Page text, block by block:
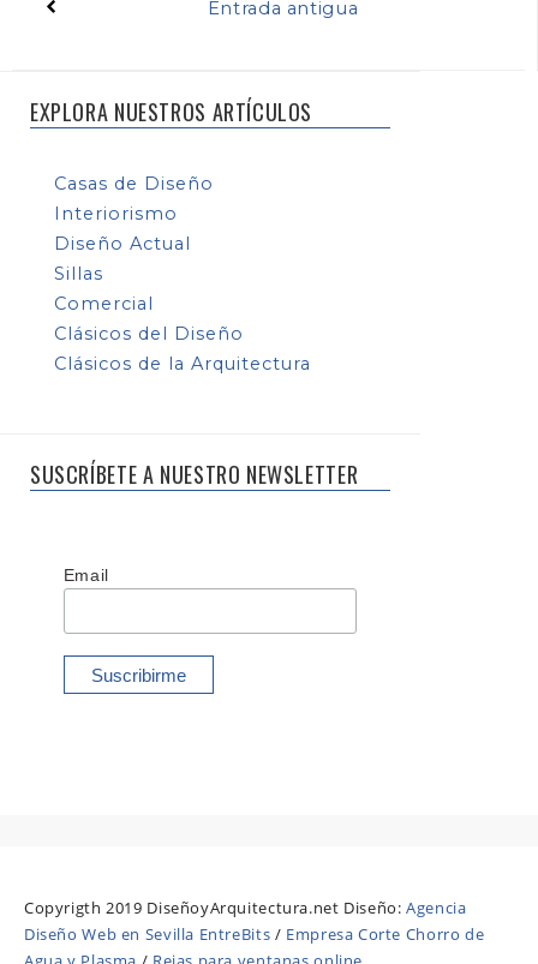
Entrada antigua
EXPLORA NUESTROS ARTÍCULOS
Casas de Diseño
Interiorismo
Diseño Actual
Sillas
Comercial
Clásicos del Diseño
Clásicos de la Arquitectura
SUSCRÍBETE A NUESTRO NEWSLETTER
Email
Copyrigth 2019 DiseñoyArquitectura.net Diseño:Agencia
Diseño Web en Sevilla EntreBits / Empresa Corte Chorro de